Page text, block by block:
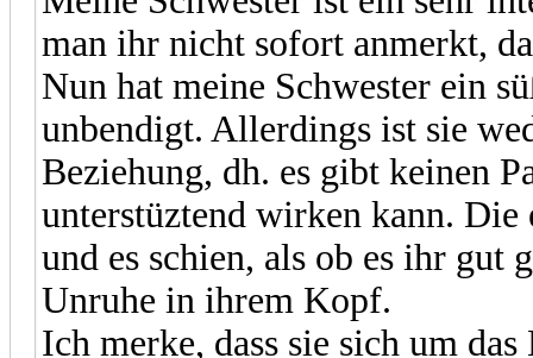
man ihr nicht sofort anmerkt,
Nun hat meine Schwester ein
unbendigt. Allerdings ist sie
Beziehung, dh. es gibt keinen
unterstüztend wirken kann.
und es schien, als ob es ihr gut
Unruhe in ihrem Kopf.
Ich merke, dass sie sich um